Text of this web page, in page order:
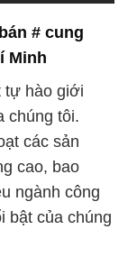
# cung
Minh
tự hào giới
chúng tôi.
các sản
cao, bao
ngành công
bật của chúng